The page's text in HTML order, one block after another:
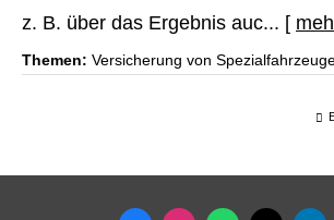
z. B. über das Ergebnis auc... [
Themen: Versicherung von